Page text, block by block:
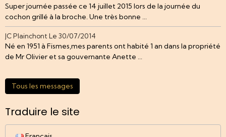
Super journée passée ce 14 juillet 2015 lors de la journée du
cochon grillé à la broche. Une très bonne ...
JC Plainchont Le 30/07/2014
Né en 1951 à Fismes,mes parents ont habité 1 an dans la propriété
de Mr Olivier et sa gouvernante Anette ...
Tous les messages
Traduire le site